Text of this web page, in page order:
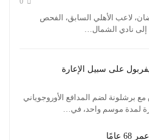
لاعب الأهلي السابق، الفحص
إلى نادي الشمال…
على سبيل الإعارة
برشلونة لضم المدافع الأوروجوياني
لمدة موسم واحد، في…